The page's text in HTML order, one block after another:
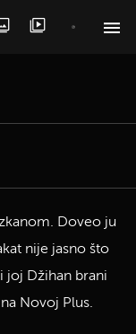
Doveo ju
nije jasno što
joj Džihan brani
Novoj Plus.